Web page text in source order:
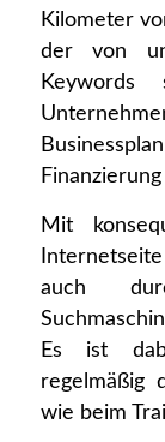
Kilometer
der von
Mit
auch
Es ist
regelmäßig
wie beim